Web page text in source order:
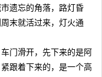
遗忘的角落，路灯昏
末就活过来，灯火通
门滑开，先下来的是阿
跟着下来的，是一个高